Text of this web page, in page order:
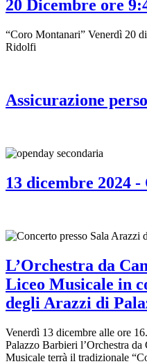
20 Dicembre ore
“Coro Montanari” Venerdì 20
Ridolfi
Assicurazione
13 dicembre 2024 -
L’Orchestra da
Liceo Musicale in
degli Arazzi di
Venerdì 13 dicembre alle ore
Palazzo Barbieri l’Orchestra
Musicale terrà il tradizionale